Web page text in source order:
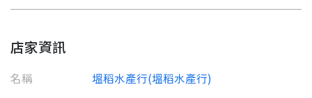
店家資訊
名稱
塭稻水產行(塭稻水產行)